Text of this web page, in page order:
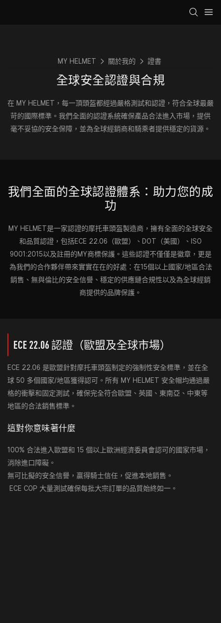
MY HELMET 關於我的 證書
全球安全認證與合規
在 MY HELMET，每一頂頭盔都經過嚴格測試和認證，符合全球最嚴
苛的國際標準。我們全面的認證系統確保產品合法進入市場，提供
毫不妥協的安全保障，並為全球經銷商和騎乘者提供穩定的貨源。
我們全面的全球認證體系：助力您的成
功
MY HELMET是一家認證的摩托車頭盔製造商，擁有全面的全球安全
和品質認證，包括ECE 22.06（歐盟）、DOT（美國）、ISO
9001:2015以及註冊的MY商標保護。這些認證不僅僅是徽章，更是
為我們的合作夥伴帶來實實在在的好處：在15個以上國家/地區合法
銷售、無與倫比的安全信譽、穩定的供應鏈合規性以及為全球經銷
商提供的品牌保護。
ECE 22.06 認證（歐盟及全球市場）
ECE 22.06 是歐盟針對摩托車頭盔制定的強制性安全標準，並在全
球 50 多個國家/地區獲得認可。所有 MY HELMET 安全帽均通過嚴
格的衝擊和固定測試，確保完全符合歐盟、英國、東南亞、中東等
地區的合法銷售標準。
這對你意味著什麼
100% 合法進入歐盟和 15 個以上歐洲經濟委員會認可的國家市場，
消除進口障礙。
無可比擬的安全信譽，贏得騎士信任，促進本地銷售。
ECE COP 大量測試確保每批大宗訂單的品質始終如一。